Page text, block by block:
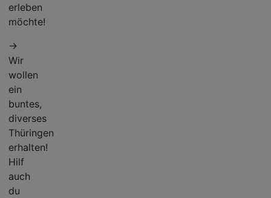
erleben
möchte!
→
Wir
wollen
ein
buntes,
diverses
Thüringen
erhalten!
Hilf
auch
du